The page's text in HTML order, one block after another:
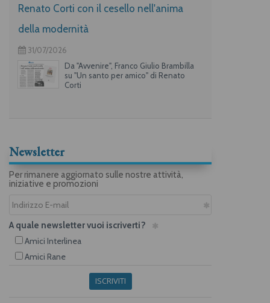
Renato Corti con il cesello nell'anima
della modernità
31/07/2026
Da "Avvenire", Franco Giulio Brambilla
su "Un santo per amico" di Renato
Corti
Newsletter
Per rimanere aggiornato sulle nostre attività,
iniziative e promozioni
A quale newsletter vuoi iscriverti?
Amici Interlinea
Amici Rane
ISCRIVITI